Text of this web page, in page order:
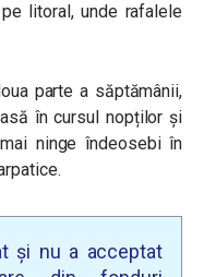
litoral, unde rafalele
parte a săptămânii,
în cursul nopților și
ninge îndeosebi în
și nu a acceptat